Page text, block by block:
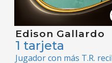
Edison Gallardo
1 tarjeta
Jugador con más T.R.